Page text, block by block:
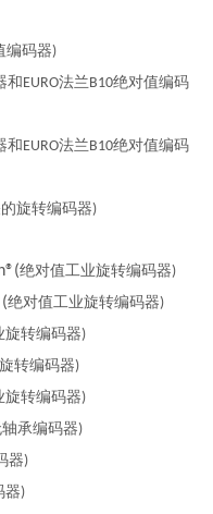
编码器)
和EURO法兰B10绝对值编码
和EURO法兰B10绝对值编码
旋转编码器)
绝对值工业旋转编码器)
绝对值工业旋转编码器)
旋转编码器)
转编码器)
旋转编码器)
承编码器)
器)
器)